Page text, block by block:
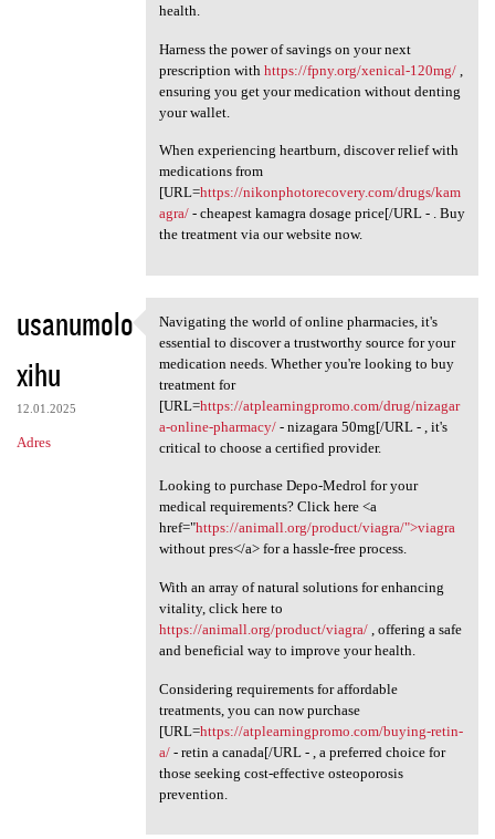
health.
Harness the power of savings on your next
prescription with https://fpny.org/xenical-120mg/,
ensuring you get your medication without denting
your wallet.
When experiencing heartburn, discover relief with
medications from
[URL=https://nikonphotorecovery.com/drugs/kam
agra/- cheapest kamagra dosage price[/URL - . Buy
the treatment via our website now.
usanumolo
xihu
12.01.2025
Adres
Navigating the world of
Navigating the world of online pharmacies, it's
essential to discover a trustworthy source for your
medication needs. Whether you're looking to buy
treatment for
[URL=https://atplearningpromo.com/drug/nizagar
a-online-pharmacy/- nizagara 50mg[/URL - , it's
critical to choose a certified provider.
Looking to purchase Depo-Medrol for your
medical requirements? Click here <a
href="https://animall.org/product/viagra/">viagra
without pres</a> for a hassle-free process.
With an array of natural solutions for enhancing
vitality, click here to
https://animall.org/product/viagra/, offering a safe
and beneficial way to improve your health.
Considering requirements for affordable
treatments, you can now purchase
[URL=https://atplearningpromo.com/buying-retin-
a/- retin a canada[/URL - , a preferred choice for
those seeking cost-effective osteoporosis
prevention.